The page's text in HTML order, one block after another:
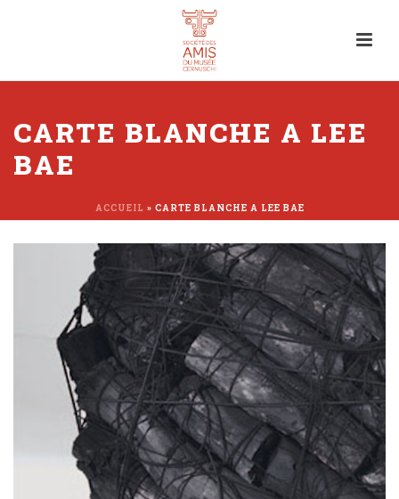
CARTE BLANCHE A LEE
BAE
ACCUEIL » CARTE BLANCHE A LEE BAE